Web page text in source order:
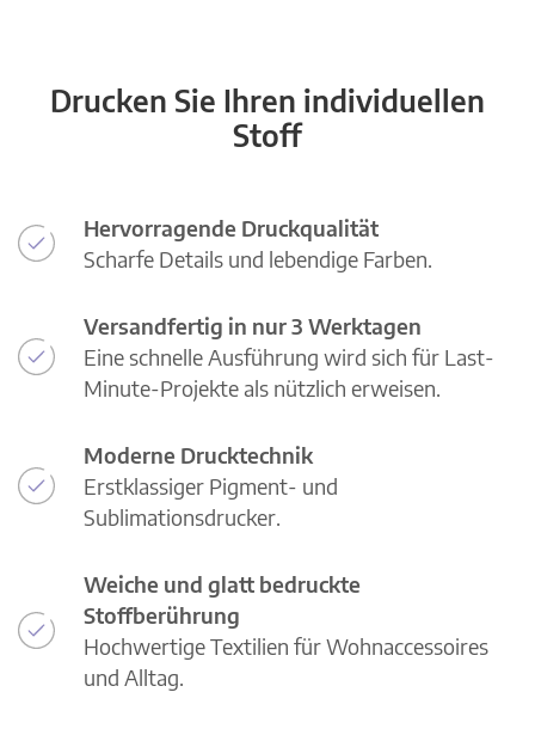
Drucken Sie Ihren individuellen
Stoff
Hervorragende Druckqualität
Scharfe Details und lebendige Farben.
Versandfertig in nur 3 Werktagen
Eine schnelle Ausführung wird sich für Last-
Minute-Projekte als nützlich erweisen.
Moderne Drucktechnik
Erstklassiger Pigment- und
Sublimationsdrucker.
Weiche und glatt bedruckte
Stoffberührung
Hochwertige Textilien für Wohnaccessoires
und Alltag.